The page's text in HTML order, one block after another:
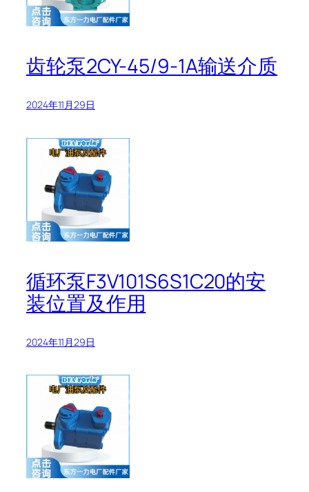
齿轮泵2CY-45/9-1A输送介质
2024年11月29日
循环泵F3V101S6S1C20的安
装位置及作用
2024年11月29日